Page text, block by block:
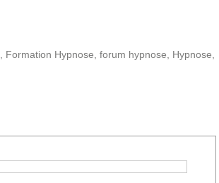
Formation Hypnose forum hypnose Hypnose